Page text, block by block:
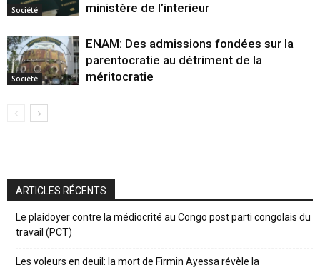
Société
ministère de l’interieur
Société
ENAM: Des admissions fondées sur la
parentocratie au détriment de la
méritocratie
ARTICLES RÉCENTS
Le plaidoyer contre la médiocrité au Congo post parti congolais du
travail (PCT)
Les voleurs en deuil: la mort de Firmin Ayessa révèle la